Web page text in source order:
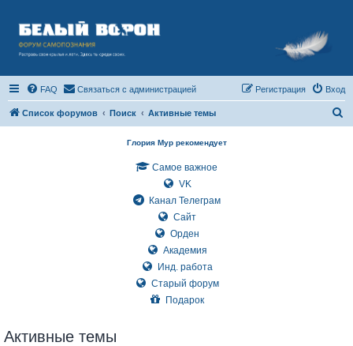
FAQ Связаться с администрацией Вход
Регистрация
Список форумов Поиск Активные темы
Глория Мур рекомендует
Самое важное
VK
Канал Телеграм
Сайт
Орден
Академия
Инд. работа
Старый форум
Подарок
Активные темы